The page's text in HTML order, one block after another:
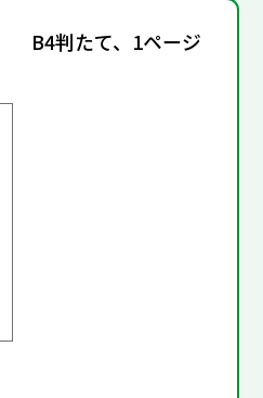
B4判たて、1ページ